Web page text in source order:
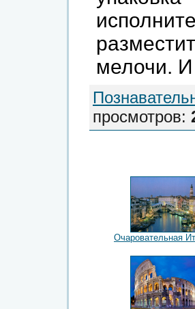
мелочи. И
просмотров:
Очаровательная